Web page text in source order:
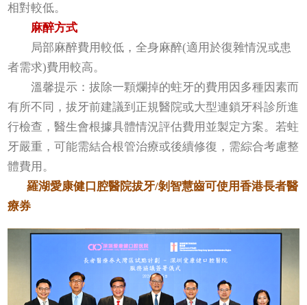
相對較低。
麻醉方式
局部麻醉費用較低，全身麻醉(適用於復雜情況或患
者需求)費用較高。
溫馨提示：拔除一顆爛掉的蛀牙的費用因多種因素而
有所不同，拔牙前建議到正規醫院或大型連鎖牙科診所進
行檢查，醫生會根據具體情況評估費用並製定方案。若蛀
牙嚴重，可能需結合根管治療或後續修復，需綜合考慮整
體費用。
羅湖愛康健口腔醫院拔牙/剝智慧齒可使用香港長者醫
療券